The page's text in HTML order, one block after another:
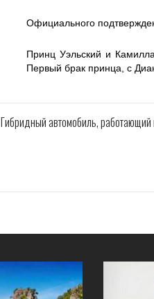
Официального
Принц Уэльский и
Первый брак принца, с
Гибридный автомобиль, работающий